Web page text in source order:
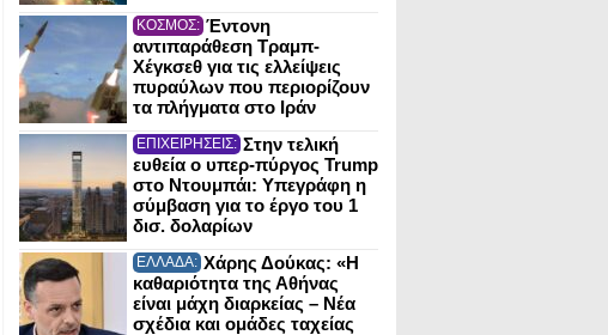
ΚΟΣΜΟΣ: Έντονη
αντιπαράθεση Τραμπ-
Χέγκσεθ για τις ελλείψεις
πυραύλων που περιορίζουν
τα πλήγματα στο Ιράν
ΕΠΙΧΕΙΡΗΣΕΙΣ: Στην τελική
ευθεία ο υπερ-πύργος Trump
στο Ντουμπάι: Υπεγράφη η
σύμβαση για το έργο του 1
δισ. δολαρίων
ΕΛΛΑΔΑ: Χάρης Δούκας: «Η
καθαριότητα της Αθήνας
είναι μάχη διαρκείας – Νέα
σχέδια και ομάδες ταχείας